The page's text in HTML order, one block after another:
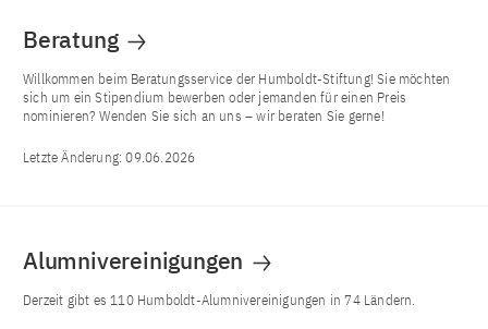
Beratung
Willkommen beim Beratungsservice der Humboldt-Stiftung! Sie möchten
sich um ein Stipendium bewerben oder jemanden für einen Preis
nominieren? Wenden Sie sich an uns – wir beraten Sie gerne!
Letzte Änderung:09.06.2026
Alumnivereinigungen
Derzeit gibt es 110 Humboldt-Alumnivereinigungen in 74 Ländern.